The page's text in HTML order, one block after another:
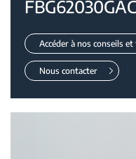
Accéder à nos conseils
Nous contacter